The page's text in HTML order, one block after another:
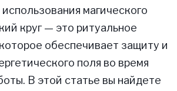
магического
круг — это ритуальное
обеспечивает защиту и
поля во время
В этой статье вы найдете